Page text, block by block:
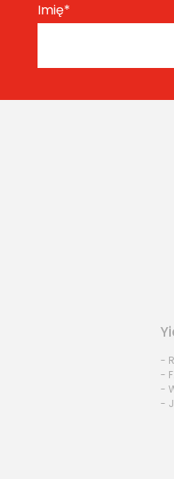
Imię*
-
-
-
-